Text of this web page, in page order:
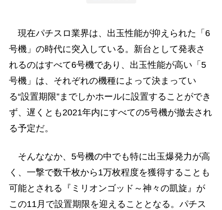
現在パチスロ業界は、出玉性能が抑えられた「6
号機」の時代に突入している。新台として発表さ
れるのはすべて6号機であり、出玉性能が高い「5
号機」は、それぞれの機種によって決まってい
る“設置期限”までしかホールに設置することができ
ず、遅くとも2021年内にすべての5号機が撤去され
る予定だ。
そんななか、5号機の中でも特に出玉爆発力が高
く、一撃で数千枚から1万枚程度を獲得することも
可能とされる『ミリオンゴッド～神々の凱旋』が
この11月で設置期限を迎えることとなる。パチス